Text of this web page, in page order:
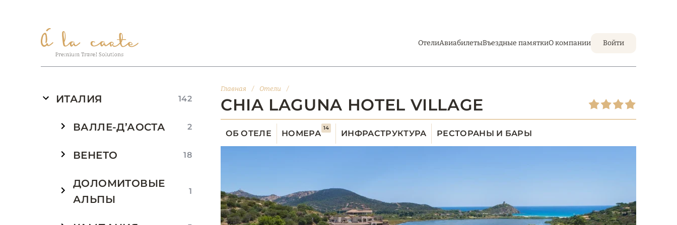
ОтелиАвиабилетыВъездные памяткиО компании Войти
ИТАЛИЯ 142
ВАЛЛЕ-Д’АОСТА 2
ВЕНЕТО 18
ДОЛОМИТОВЫЕ
АЛЬПЫ
1
Главная / Отели /
CHIA LAGUNA HOTEL VILLAGE
ОБ ОТЕЛЕ НОМЕРА
14
ИНФРАСТРУКТУРА РЕСТОРАНЫ И БАРЫ